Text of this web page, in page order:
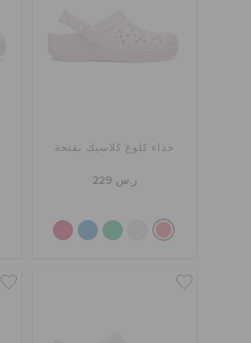
حذاء كلوغ كلاسيك بفتحة
ر.س 229